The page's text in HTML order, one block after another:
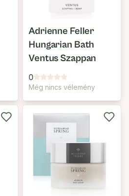
Adrienne Feller
Hungarian Bath
Ventus Szappan
0
Még nincs vélemény